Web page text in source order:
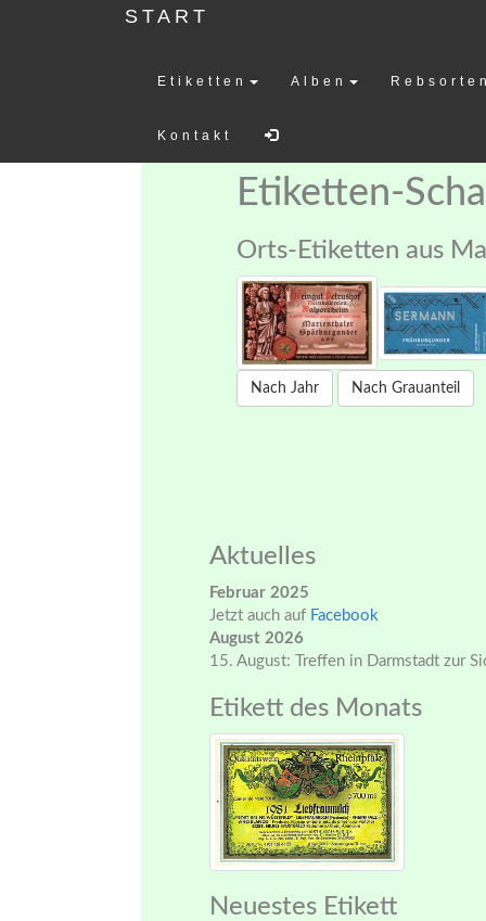
START
Etiketten Alben
Kontakt
Etiketten-
Orts-Etiketten aus
Nach Jahr Nach Grauanteil
Aktuelles
Februar 2025
Jetzt auch auf Facebook
August 2026
15. August: Treffen in Darmstadt zur
Etikett des Monats
Neuestes Etikett